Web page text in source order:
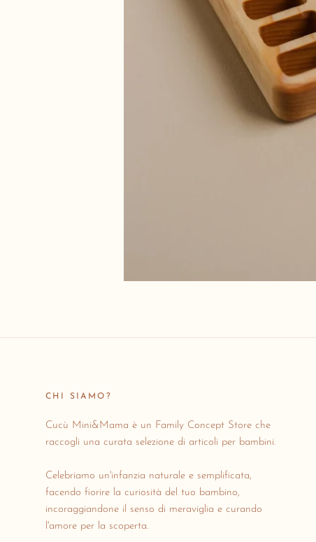
CHI SIAMO?
Cucù Mini&Mama è un Family Concept Store che
raccogli una curata selezione di articoli per bambini.
Celebriamo un'infanzia naturale e semplificata,
facendo fiorire la curiosità del tuo bambino,
incoraggiandone il senso di meraviglia e curando
l'amore per la scoperta.